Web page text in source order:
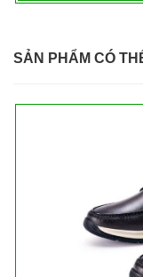
SẢN PHẨM CÓ